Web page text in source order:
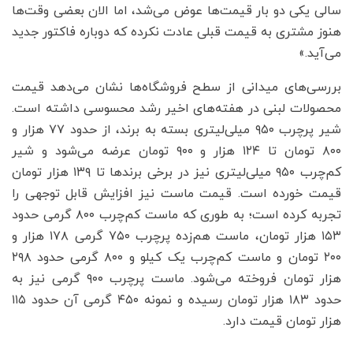
سالی یکی دو بار قیمت‌ها عوض می‌شد، اما الان بعضی وقت‌ها
هنوز مشتری به قیمت قبلی عادت نکرده که دوباره فاکتور جدید
می‌آید.»
بررسی‌های میدانی از سطح فروشگاه‌ها نشان می‌دهد قیمت
محصولات لبنی در هفته‌های اخیر رشد محسوسی داشته است.
شیر پرچرب ۹۵۰ میلی‌لیتری بسته به برند، از حدود ۷۷ هزار و
۸۰۰ تومان تا ۱۲۴ هزار و ۹۰۰ تومان عرضه می‌شود و شیر
کم‌چرب ۹۵۰ میلی‌لیتری نیز در برخی برندها تا ۱۳۹ هزار تومان
قیمت خورده است. قیمت ماست نیز افزایش قابل توجهی را
تجربه کرده است؛ به طوری که ماست کم‌چرب ۸۰۰ گرمی حدود
۱۵۳ هزار تومان، ماست هم‌زده پرچرب ۷۵۰ گرمی ۱۷۸ هزار و
۲۰۰ تومان و ماست کم‌چرب یک کیلو و ۸۰۰ گرمی حدود ۲۹۸
هزار تومان فروخته می‌شود. ماست پرچرب ۹۰۰ گرمی نیز به
حدود ۱۸۳ هزار تومان رسیده و نمونه ۴۵۰ گرمی آن حدود ۱۱۵
هزار تومان قیمت دارد.